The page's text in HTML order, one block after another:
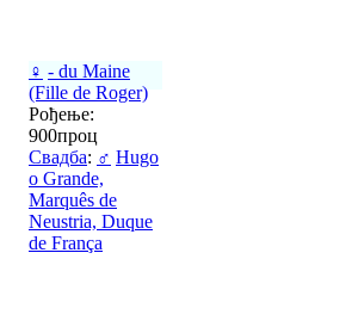
♀ - du Maine
(Fille de Roger)
Рођење:
900проц
Свадба: ♂ Hugo
o Grande,
Marquês de
Neustria, Duque
de França